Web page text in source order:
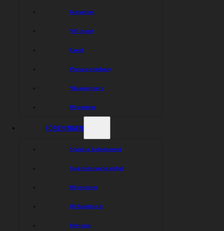
Nätverket
VIP-bord
Event
Prova speedway
Våra partners
Bli partner
FÖRENINGEN
Styrelse & dokument
Ungdomsverksamhet
Bli medlem
Bli funktionär
Historia